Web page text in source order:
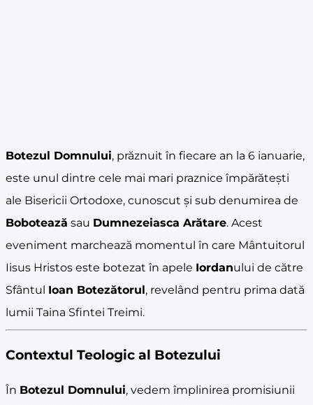
Botezul Domnului, prăznuit în fiecare an la 6 ianuarie,
este unul dintre cele mai mari praznice împărătești
ale Bisericii Ortodoxe, cunoscut și sub denumirea de
Bobotează sau Dumnezeiasca Arătare. Acest
eveniment marchează momentul în care Mântuitorul
Iisus Hristos este botezat în apele Iordanului de către
Sfântul Ioan Botezătorul, revelând pentru prima dată
lumii Taina Sfintei Treimi.
Contextul Teologic al Botezului
În Botezul Domnului, vedem împlinirea promisiunii